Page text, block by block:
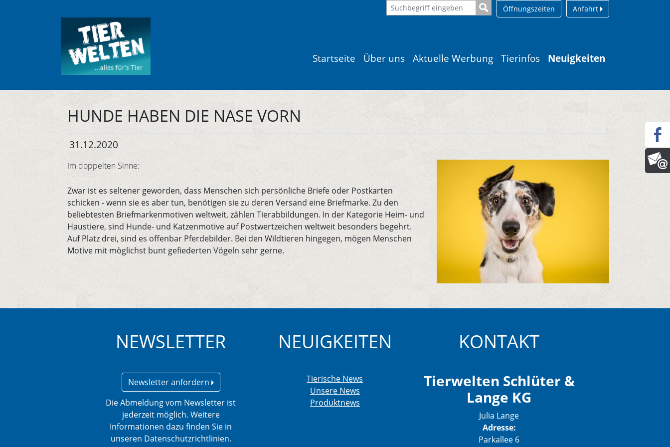
Öffnungszeiten Anfahrt
Startseite Über uns Aktuelle Werbung Tierinfos Neuigkeiten
HUNDE HABEN DIE NASE VORN
31.12.2020
Im doppelten Sinne:
Zwar ist es seltener geworden, dass Menschen sich persönliche Briefe oder Postkarten
schicken - wenn sie es aber tun, benötigen sie zu deren Versand eine Briefmarke. Zu den
beliebtesten Briefmarkenmotiven weltweit, zählen Tierabbildungen. In der Kategorie Heim- und
Haustiere, sind Hunde- und Katzenmotive auf Postwertzeichen weltweit besonders begehrt.
Auf Platz drei, sind es offenbar Pferdebilder. Bei den Wildtieren hingegen, mögen Menschen
Motive mit möglichst bunt gefiederten Vögeln sehr gerne.
NEWSLETTER
Newsletter anfordern
Die Abmeldung vom Newsletter ist
jederzeit möglich. Weitere
Informationen dazu finden Sie in
unseren Datenschutzrichtlinien.
NEUIGKEITEN
Tierische News
Unsere News
Produktnews
KONTAKT
Tierwelten Schlüter &
Lange KG
Julia Lange
Adresse:
Parkallee 6